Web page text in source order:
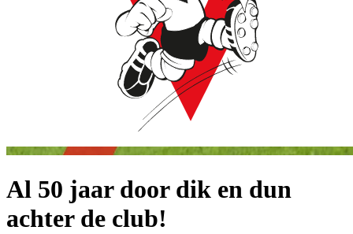
Al 50 jaar door dik en dun
achter de club!